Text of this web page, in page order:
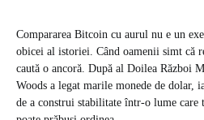
Compararea Bitcoin cu aurul nu e un
obicei al istoriei. Când oamenii simt că
caută o ancoră. După al Doilea Război
Woods a legat marile monede de dolar,
de a construi stabilitate într-o lume care